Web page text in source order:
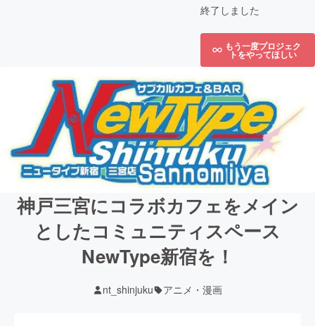
終了しました
もう一度プロジェク
トをやってほしい
神戸三宮にコラボカフェをメイン
としたコミュニティスペース
NewType新宿を！
nt_shinjuku アニメ・漫画